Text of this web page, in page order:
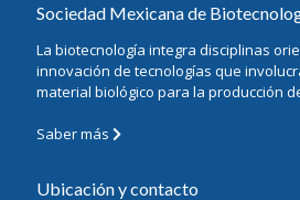
Sociedad Mexicana de
La biotecnología integra disciplinas
innovación de tecnologías que
material biológico para la producción
Saber más
Ubicación y contacto